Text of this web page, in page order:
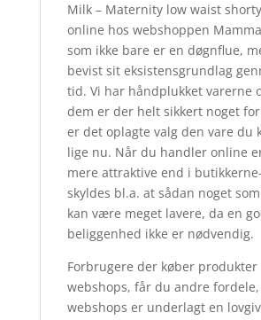
Milk – Maternity low waist
online hos webshoppen
som ikke bare er en døgnflue,
bevist sit eksistensgrundlag
tid. Vi har håndplukket varerne
dem er der helt sikkert noget
er det oplagte valg den vare du
lige nu. Når du handler online
mere attraktive end i
skyldes bl.a. at sådan noget
kan være meget lavere, da en
beliggenhed ikke er nødvendig.
Forbrugere der køber produkter
webshops, får du andre
webshops er underlagt en